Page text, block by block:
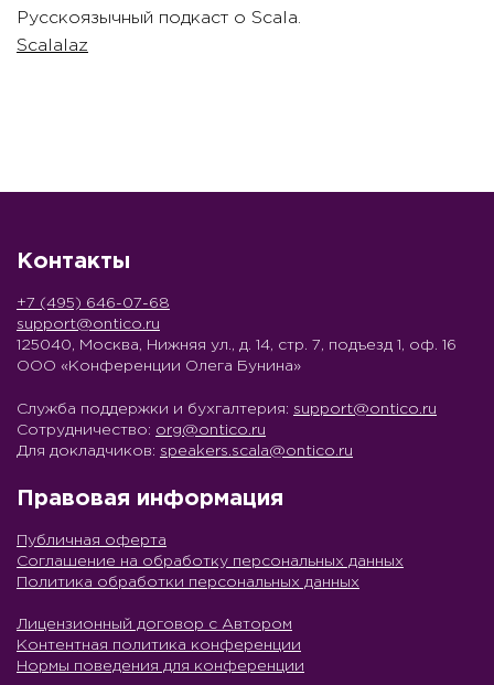
Русскоязычный подкаст о Scala.
Scalalaz
Контакты
+7 (495) 646-07-68
support@ontico.ru
125040, Москва, Нижняя ул., д. 14, стр. 7, подъезд 1, оф. 16
ООО «Конференции Олега Бунина»
Служба поддержки и бухгалтерия: support@ontico.ru
Сотрудничество: org@ontico.ru
Для докладчиков: speakers.scala@ontico.ru
Правовая информация
Публичная оферта
Соглашение на обработку персональных данных
Политика обработки персональных данных
Лицензионный договор с Автором
Контентная политика конференции
Нормы поведения для конференции